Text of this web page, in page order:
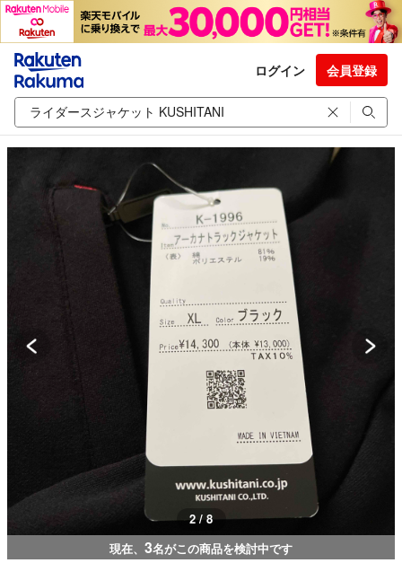
ログイン 会員登録
2 / 8
現在、 3名がこの商品を検討中です